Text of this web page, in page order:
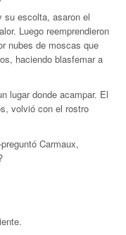
su escolta, asaron el
Luego reemprendieron
nubes de moscas que
haciendo blasfemar a
lugar donde acampar. El
volvió con el rostro
Carmaux,